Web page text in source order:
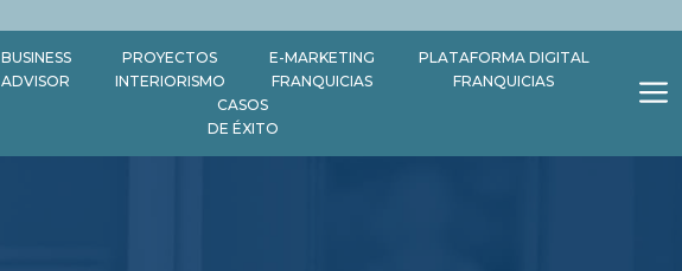
BUSINESS
ADVISOR
PROYECTOS
INTERIORISMO
E-MARKETING
FRANQUICIAS
PLATAFORMA DIGITAL
FRANQUICIAS
CASOS
DE ÉXITO